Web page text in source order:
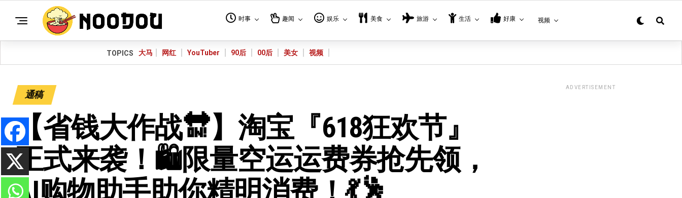
时事 趣闻 娱乐 美食 旅游 生活 好康 视频
TOPICS 大马 网红 YouTuber 90后 00后 美女 视频
通稿
【省钱大作战🔛】淘宝『618狂欢节』
正式来袭！🛍️限量空运运费券抢先领，
ADVERTISEMENT